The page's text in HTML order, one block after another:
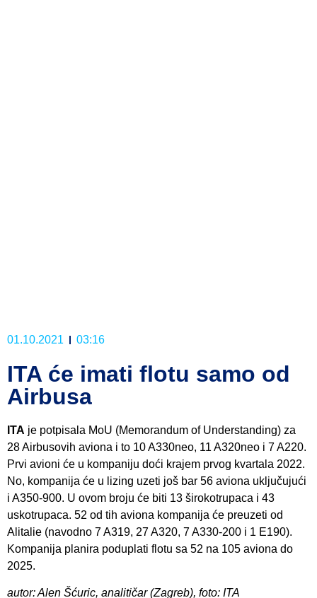
01.10.2021 03:16
ITA će imati flotu samo od
Airbusa
ITA je potpisala MoU (Memorandum of Understanding) za
28 Airbusovih aviona i to 10 A330neo, 11 A320neo i 7 A220.
Prvi avioni će u kompaniju doći krajem prvog kvartala 2022.
No, kompanija će u lizing uzeti još bar 56 aviona uključujući
i A350-900. U ovom broju će biti 13 širokotrupaca i 43
uskotrupaca. 52 od tih aviona kompanija će preuzeti od
Alitalie (navodno 7 A319, 27 A320, 7 A330-200 i 1 E190).
Kompanija planira poduplati flotu sa 52 na 105 aviona do
2025.
autor: Alen Šćuric, analitičar (Zagreb), foto: ITA